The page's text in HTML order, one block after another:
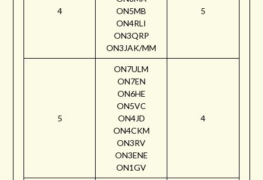
4
ON5MB
ON4RLI
ON3QRP
ON3JAK/MM
5
5
ON7ULM
ON7EN
ON6HE
ON5VC
ON4JD
ON4CKM
ON3RV
ON3ENE
ON1GV
4